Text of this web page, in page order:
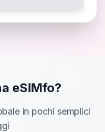
eSIMfo?
in pochi semplici